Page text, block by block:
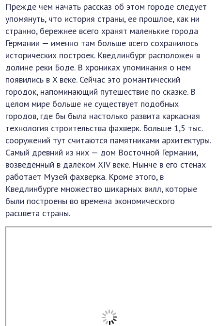
Прежде чем начать рассказ об этом городе следует
упомянуть, что история страны, ее прошлое, как ни
странно, бережнее всего хранят маленькие города
Германии — именно там больше всего сохранилось
исторических построек. Кведлинбург расположен в
долине реки Боде. В хрониках упоминания о нем
появились в X веке. Сейчас это романтический
городок, напоминающий путешествие по сказке. В
целом мире больше не существует подобных
городов, где бы была настолько развита каркасная
технология строительства фахверк. Больше 1,5 тыс.
сооружений тут считаются памятниками архитектуры.
Самый древний из них — дом Восточной Германии,
возведённый в далёком XIV веке. Нынче в его стенах
работает Музей фахверка. Кроме этого, в
Кведлинбурге множество шикарных вилл, которые
были построены во времена экономического
расцвета страны.